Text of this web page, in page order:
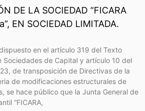
DE LA SOCIEDAD “FICARA
EN SOCIEDAD LIMITADA.
en el artículo 319 del Texto
Sociedades de Capital y artículo 10 del
de transposición de Directivas de la
de modificaciones estructurales de
se hace público que la Junta General de
“FICARA,